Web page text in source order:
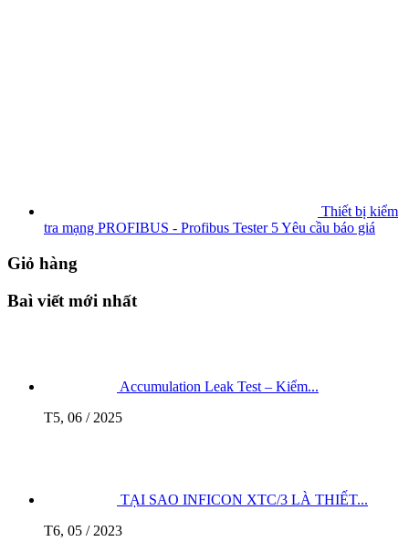
Thiết bị kiểm
tra mạng PROFIBUS - Profibus Tester 5Yêu cầu báo giá
Giỏ hàng
Baì viết mới nhất
Accumulation Leak Test – Kiểm...
T5, 06 / 2025
TẠI SAO INFICON XTC/3 LÀ THIẾT...
T6, 05 / 2023